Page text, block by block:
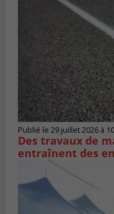
Publié le 29 juillet 2026 à
Des travaux de
entraînent des